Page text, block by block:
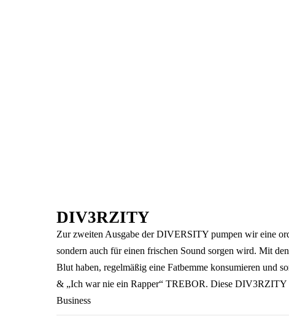
DIV3RZITY
Zur zweiten Ausgabe der DIVERSITY pumpen wir eine
sondern auch für einen frischen Sound sorgen wird. Mit
Blut haben, regelmäßig eine Fatbemme konsumieren und
& „Ich war nie ein Rapper“ TREBOR. Diese
Business